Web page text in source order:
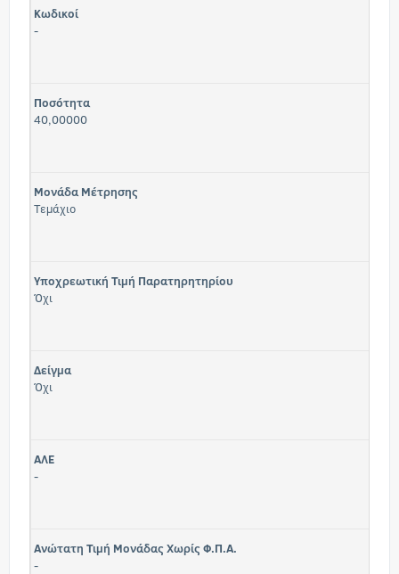
Κωδικοί
-
Ποσότητα
40,00000
Μονάδα Μέτρησης
Τεμάχιο
Υποχρεωτική Τιμή Παρατηρητηρίου
Όχι
Δείγμα
Όχι
ΑΛΕ
-
Ανώτατη Τιμή Μονάδας Χωρίς Φ.Π.Α.
-